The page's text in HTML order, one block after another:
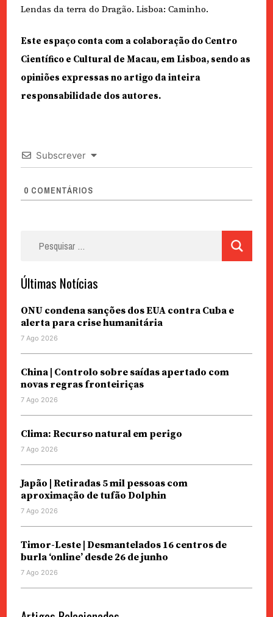
Lendas da terra do Dragão. Lisboa: Caminho.
Este espaço conta com a colaboração do Centro
Científico e Cultural de Macau, em Lisboa, sendo as
opiniões expressas no artigo da inteira
responsabilidade dos autores.
Subscrever
0 COMENTÁRIOS
Últimas Notícias
ONU condena sanções dos EUA contra Cuba e
alerta para crise humanitária
7 Ago 2026
China | Controlo sobre saídas apertado com
novas regras fronteiriças
7 Ago 2026
Clima: Recurso natural em perigo
7 Ago 2026
Japão | Retiradas 5 mil pessoas com
aproximação de tufão Dolphin
7 Ago 2026
Timor-Leste | Desmantelados 16 centros de
burla ‘online’ desde 26 de junho
7 Ago 2026